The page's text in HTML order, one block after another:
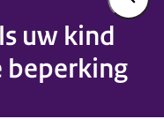
uw kind
beperking